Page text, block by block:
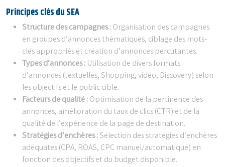
Principes clés du SEA
Structure des campagnes :Organisation des campagnes
en groupes d’annonces thématiques, ciblage des mots-
clés appropriés et création d’annonces percutantes.
Types d’annonces : Utilisation de divers formats
d’annonces (textuelles, Shopping, vidéo, Discovery) selon
les objectifs et le public cible.
Facteurs de qualité :Optimisation de la pertinence des
annonces, amélioration du taux de clics (CTR) et de la
qualité de l’expérience de la page de destination.
Stratégies d’enchères :Sélection des stratégies d’enchères
adéquates (CPA, ROAS, CPC manuel/automatique) en
fonction des objectifs et du budget disponible.